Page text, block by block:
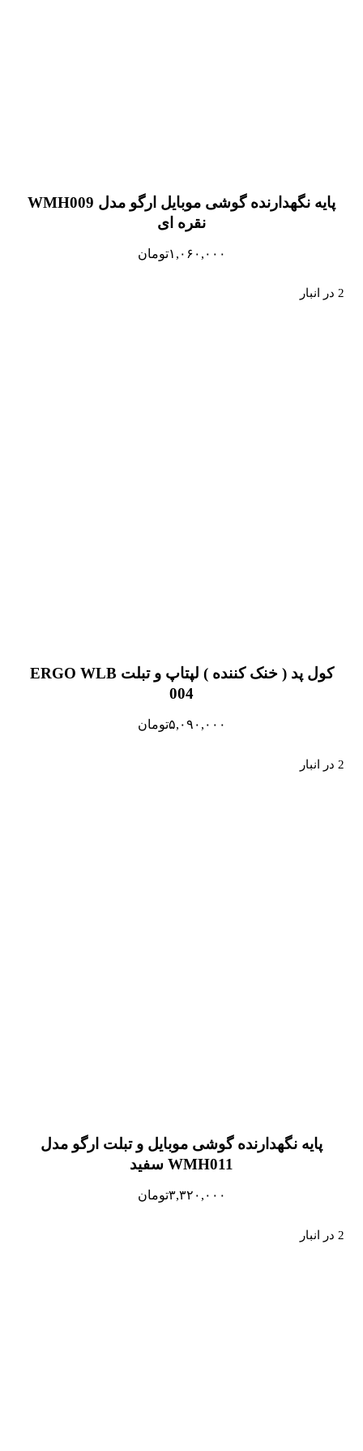
پایه نگهدارنده گوشی موبایل ارگو مدل WMH009
نقره ای
۱,۰۶۰,۰۰۰تومان
2 در انبار
کول پد ( خنک کننده ) لپتاپ و تبلت ERGO WLB
004
۵,۰۹۰,۰۰۰تومان
2 در انبار
پایه نگهدارنده گوشی موبایل و تبلت ارگو مدل
WMH011 سفید
۳,۳۲۰,۰۰۰تومان
2 در انبار